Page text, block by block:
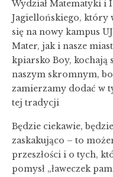
Wydział Matematyki
Jagiellońskiego, który
się na nowy kampus
Mater, jak i nasze
kpiarsko Boy, kochają
naszym skromnym, bo
zamierzamy dodać w
tej tradycji
Będzie ciekawie,
zaskakująco – to
przeszłości i o tych,
pomysł „ławeczek